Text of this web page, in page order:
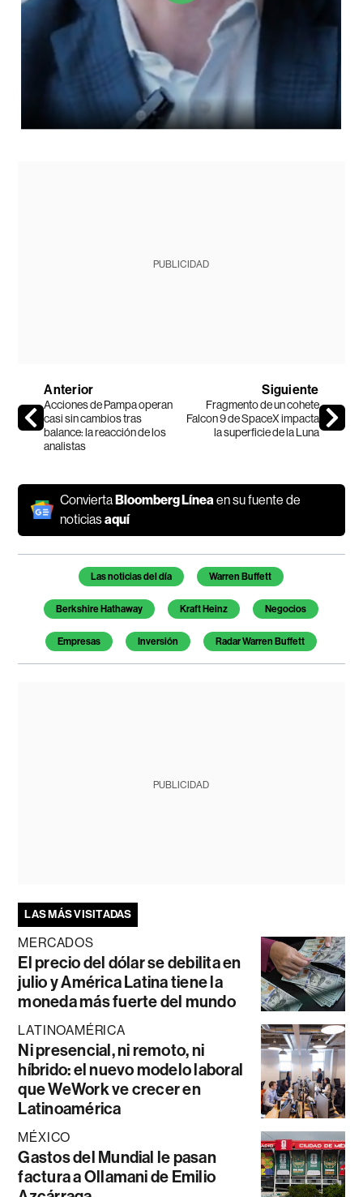
PUBLICIDAD
Anterior
Acciones de Pampa operan
casi sin cambios tras
balance: la reacción de los
analistas
Siguiente
Fragmento de un cohete
Falcon 9 de SpaceX impacta
la superficie de la Luna
ConviertaBloomberg Línea en su fuente de
noticiasaquí
Temas de este artículo
Las noticias del día Warren Buffett
Berkshire Hathaway Kraft Heinz Negocios
Empresas Inversión Radar Warren Buffett
PUBLICIDAD
LAS MÁS VISITADAS
MERCADOS
El precio del dólar se debilita en
julio y América Latina tiene la
moneda más fuerte del mundo
LATINOAMÉRICA
Ni presencial, ni remoto, ni
híbrido: el nuevo modelo laboral
que WeWork ve crecer en
Latinoamérica
MÉXICO
Gastos del Mundial le pasan
factura a Ollamani de Emilio